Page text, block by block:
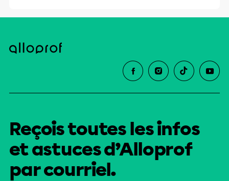
Reçois toutes les infos
et astuces d’Alloprof
par courriel.